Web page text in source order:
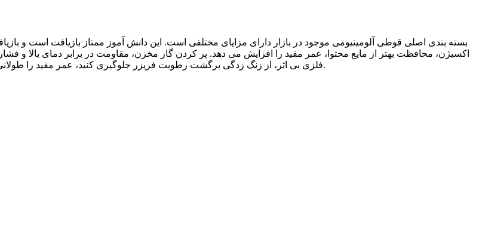
بسته بندی اصلی قوطی آلومینیومی موجود در بازار دارای مزایای مختلفی است. این دانش آموز ممتاز بازیافت است و
اکسیژن، محافظت بهتر از مایع محتوا، عمر مفید را افزایش می دهد. پر کردن گاز مخزن، مقاومت در برابر دمای بالا
فلزی بی اثر، از زنگ زدگی برگشت رطوبت فریزر جلوگیری کنید، عمر مفید را طولانی کنید. گرم شدن آسان و خنک شدن آسان، می تواند نوشیدنی خوشمزه را منتقل کند.